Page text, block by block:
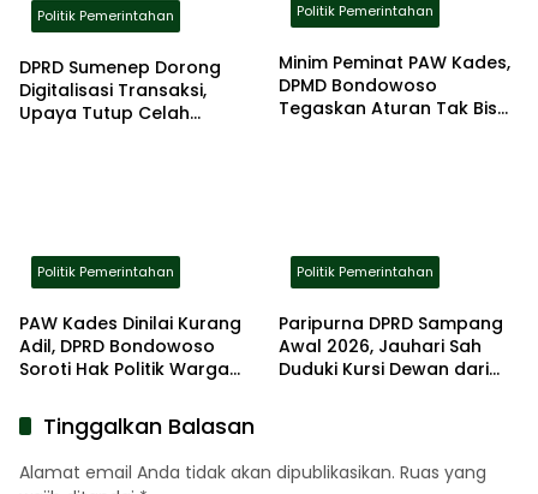
Politik Pemerintahan
DPRD Sumenep Dorong
Digitalisasi Transaksi,
Upaya Tutup Celah
Politik Pemerintahan
Minim Peminat PAW Kades,
DPMD Bondowoso
Tegaskan Aturan Tak Bisa
Politik Pemerintahan
PAW Kades Dinilai Kurang
Adil, DPRD Bondowoso
Soroti Hak Politik Warga
Politik Pemerintahan
Paripurna DPRD Sampang
Awal 2026, Jauhari Sah
Duduki Kursi Dewan dari
Tinggalkan Balasan
Alamat email Anda tidak akan dipublikasikan. Ruas yang